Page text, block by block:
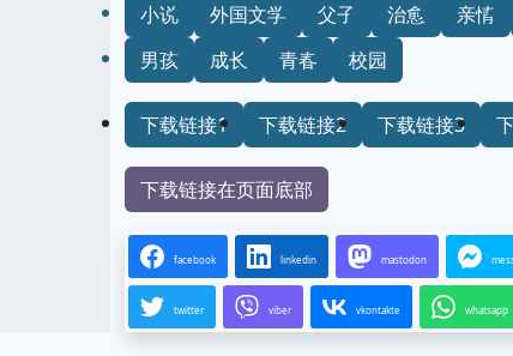
小说
外国文学 父子 治愈
亲情
男孩
成长 青春 校园
下载链接1 下载链接2 下载链接3
下载链接在页面底部
facebook linkedin mastodon
twitter viber vkontakte whatsapp